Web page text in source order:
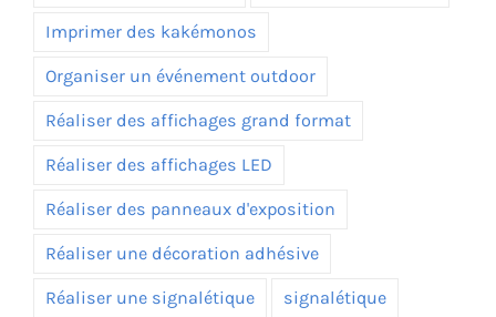
Imprimer des kakémonos
Organiser un événement outdoor
Réaliser des affichages grand format
Réaliser des affichages LED
Réaliser des panneaux d'exposition
Réaliser une décoration adhésive
Réaliser une signalétique signalétique